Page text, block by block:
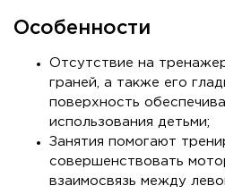
Особенности
Отсутствие на
граней, а также его
поверхность
использования детьми;
Занятия помогают
совершенствовать
взаимосвязь между